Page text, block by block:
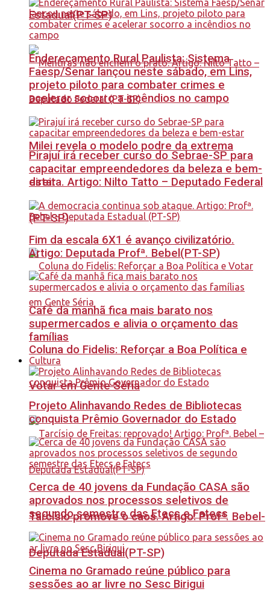
Estadual(PT-SP)
Milei revela o modelo podre da extrema
direita. Artigo: Nilto Tatto – Deputado Federal
(PT-SP)
Coluna do Fidelis: Reforçar a Boa Política e
Votar em Gente Séria
Tarcísio promove o caos. Artigo: Profª. Bebel-
Deputada Estadual(PT-SP)
Endereçamento Rural Paulista: Sistema
Faesp/Senar lançou neste sábado, em Lins,
projeto piloto para combater crimes e
acelerar socorro a incêndios no campo
Pirajuí irá receber curso do Sebrae-SP para
capacitar empreendedores da beleza e bem-
estar
Fim da escala 6X1 é avanço civilizatório.
Artigo: Deputada Profª. Bebel(PT-SP)
Café da manhã fica mais barato nos
supermercados e alivia o orçamento das
famílias
Cultura
Projeto Alinhavando Redes de Bibliotecas
conquista Prêmio Governador do Estado
Cerca de 40 jovens da Fundação CASA são
aprovados nos processos seletivos de
segundo semestre das Etecs e Fatecs
Cinema no Gramado reúne público para
sessões ao ar livre no Sesc Birigui